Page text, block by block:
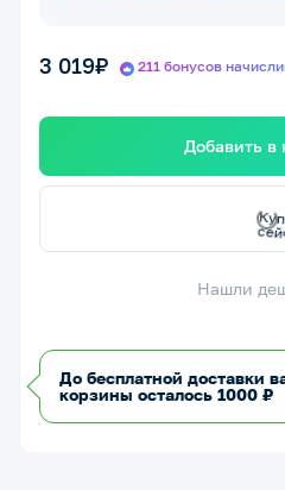
3 019₽ 211 бонусов
Добавить в
К
у
п
и
т
ь
с
е
й
ч
а
Нашли
До бесплатной доставки
корзины осталось 1000 ₽